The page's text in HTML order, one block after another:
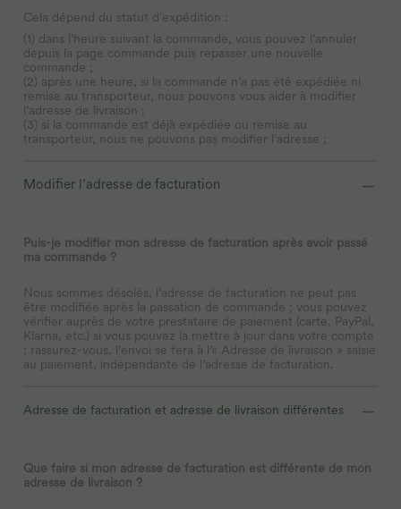
Cela dépend du statut d’expédition :
(1) dans l’heure suivant la commande, vous pouvez l’annuler
depuis la page commande puis repasser une nouvelle
commande ;
(2) après une heure, si la commande n’a pas été expédiée ni
remise au transporteur, nous pouvons vous aider à modifier
l’adresse de livraison ;
(3) si la commande est déjà expédiée ou remise au
transporteur, nous ne pouvons pas modifier l’adresse ;
Modifier l’adresse de facturation
Puis-je modifier mon adresse de facturation après avoir passé
ma commande ?
Nous sommes désolés, l’adresse de facturation ne peut pas
être modifiée après la passation de commande ; vous pouvez
vérifier auprès de votre prestataire de paiement (carte, PayPal,
Klarna, etc.) si vous pouvez la mettre à jour dans votre compte
; rassurez-vous, l’envoi se fera à l’« Adresse de livraison » saisie
au paiement, indépendante de l’adresse de facturation.
Adresse de facturation et adresse de livraison différentes
Que faire si mon adresse de facturation est différente de mon
adresse de livraison ?